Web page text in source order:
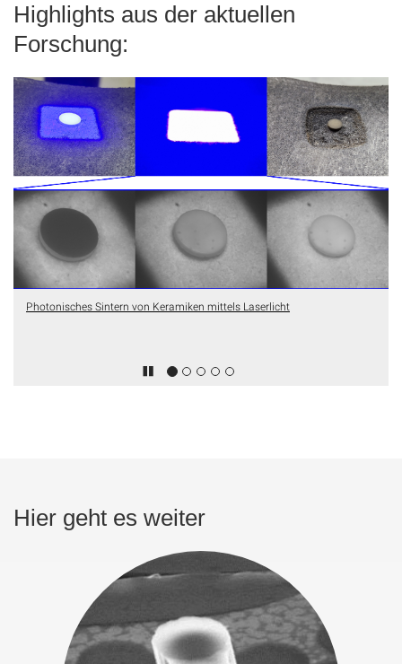
Highlights aus der aktuellen
Forschung:
Photonisches Sintern von Keramiken mittels Laserlicht
Hier geht es weiter